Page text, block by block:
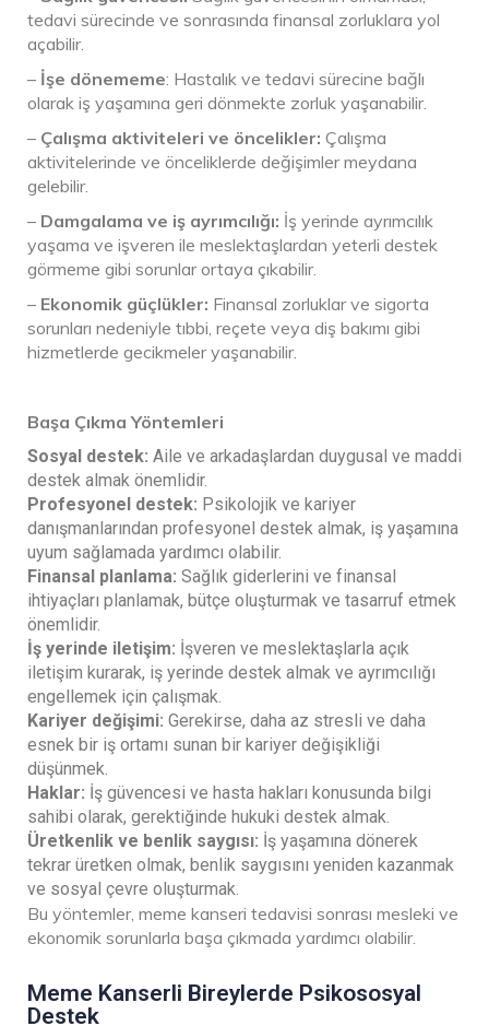
tedavi sürecinde ve sonrasında finansal zorluklara yol
açabilir.
– İşe dönememe: Hastalık ve tedavi sürecine bağlı
olarak iş yaşamına geri dönmekte zorluk yaşanabilir.
– Çalışma aktiviteleri ve öncelikler: Çalışma
aktivitelerinde ve önceliklerde değişimler meydana
gelebilir.
– Damgalama ve iş ayrımcılığı: İş yerinde ayrımcılık
yaşama ve işveren ile meslektaşlardan yeterli destek
görmeme gibi sorunlar ortaya çıkabilir.
– Ekonomik güçlükler: Finansal zorluklar ve sigorta
sorunları nedeniyle tıbbi, reçete veya diş bakımı gibi
hizmetlerde gecikmeler yaşanabilir.
Başa Çıkma Yöntemleri
Sosyal destek: Aile ve arkadaşlardan duygusal ve maddi
destek almak önemlidir.
Profesyonel destek: Psikolojik ve kariyer
danışmanlarından profesyonel destek almak, iş yaşamına
uyum sağlamada yardımcı olabilir.
Finansal planlama: Sağlık giderlerini ve finansal
ihtiyaçları planlamak, bütçe oluşturmak ve tasarruf etmek
önemlidir.
İş yerinde iletişim: İşveren ve meslektaşlarla açık
iletişim kurarak, iş yerinde destek almak ve ayrımcılığı
engellemek için çalışmak.
Kariyer değişimi: Gerekirse, daha az stresli ve daha
esnek bir iş ortamı sunan bir kariyer değişikliği
düşünmek.
Haklar: İş güvencesi ve hasta hakları konusunda bilgi
sahibi olarak, gerektiğinde hukuki destek almak.
Üretkenlik ve benlik saygısı: İş yaşamına dönerek
tekrar üretken olmak, benlik saygısını yeniden kazanmak
ve sosyal çevre oluşturmak.
Bu yöntemler, meme kanseri tedavisi sonrası mesleki ve
ekonomik sorunlarla başa çıkmada yardımcı olabilir.
Meme Kanserli Bireylerde Psikososyal
Destek